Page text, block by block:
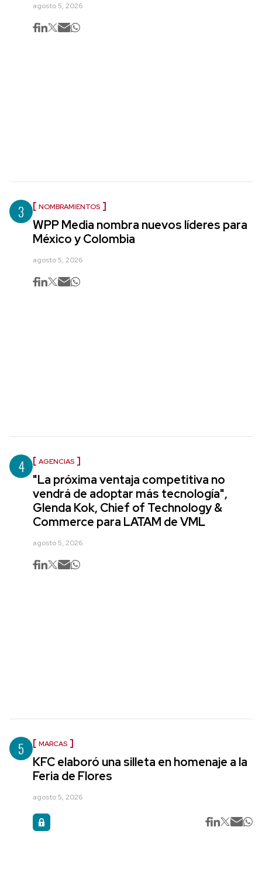
agosto 5, 2026
3 NOMBRAMIENTOS
WPP Media nombra nuevos líderes para
México y Colombia
agosto 5, 2026
4 AGENCIAS
"La próxima ventaja competitiva no
vendrá de adoptar más tecnología",
Glenda Kok, Chief of Technology &
Commerce para LATAM de VML
agosto 5, 2026
5 MARCAS
KFC elaboró una silleta en homenaje a la
Feria de Flores
agosto 5, 2026